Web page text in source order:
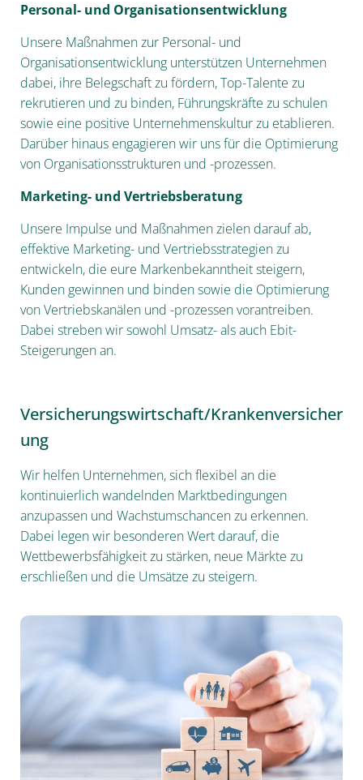
Personal- und Organisationsentwicklung
Unsere Maßnahmen zur Personal- und
Organisationsentwicklung unterstützen Unternehmen
dabei, ihre Belegschaft zu fördern, Top-Talente zu
rekrutieren und zu binden, Führungskräfte zu schulen
sowie eine positive Unternehmenskultur zu etablieren.
Darüber hinaus engagieren wir uns für die Optimierung
von Organisationsstrukturen und -prozessen.
Marketing- und Vertriebsberatung
Unsere Impulse und Maßnahmen zielen darauf ab,
effektive Marketing- und Vertriebsstrategien zu
entwickeln, die eure Markenbekanntheit steigern,
Kunden gewinnen und binden sowie die Optimierung
von Vertriebskanälen und -prozessen vorantreiben.
Dabei streben wir sowohl Umsatz- als auch Ebit-
Steigerungen an.
Versicherungswirtschaft/Krankenversicher
ung
Wir helfen Unternehmen, sich flexibel an die
kontinuierlich wandelnden Marktbedingungen
anzupassen und Wachstumschancen zu erkennen.
Dabei legen wir besonderen Wert darauf, die
Wettbewerbsfähigkeit zu stärken, neue Märkte zu
erschließen und die Umsätze zu steigern.